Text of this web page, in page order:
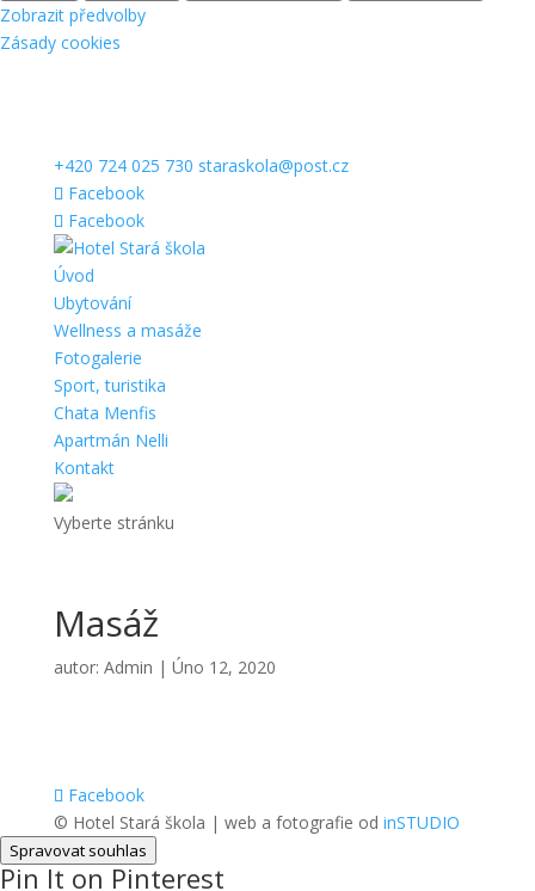
Zobrazit předvolby
Zásady cookies
+420 724 025 730 staraskola@post.cz
Facebook
Facebook
Úvod
Ubytování
Wellness a masáže
Fotogalerie
Sport, turistika
Chata Menfis
Apartmán Nelli
Kontakt
Vyberte stránku
Masáž
autor: Admin | Úno 12, 2020
Facebook
© Hotel Stará škola | web a fotografie od inSTUDIO
Spravovat souhlas
Pin It on Pinterest